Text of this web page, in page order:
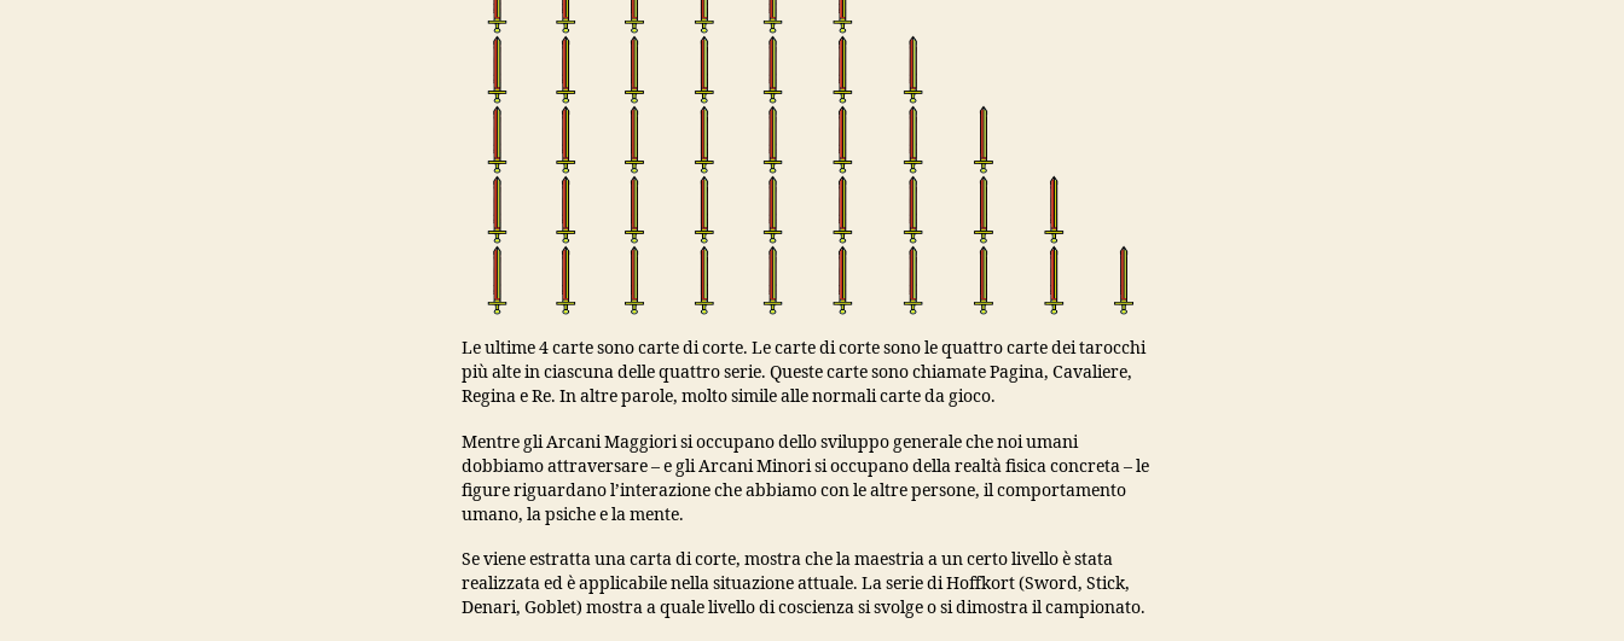
Le ultime 4 carte sono carte di corte. Le carte di corte sono le quattro carte dei tarocchi
più alte in ciascuna delle quattro serie. Queste carte sono chiamate Pagina, Cavaliere,
Regina e Re. In altre parole, molto simile alle normali carte da gioco.
Mentre gli Arcani Maggiori si occupano dello sviluppo generale che noi umani
dobbiamo attraversare – e gli Arcani Minori si occupano della realtà fisica concreta – le
figure riguardano l’interazione che abbiamo con le altre persone, il comportamento
umano, la psiche e la mente.
Se viene estratta una carta di corte, mostra che la maestria a un certo livello è stata
realizzata ed è applicabile nella situazione attuale. La serie di Hoffkort (Sword, Stick,
Denari, Goblet) mostra a quale livello di coscienza si svolge o si dimostra il campionato.